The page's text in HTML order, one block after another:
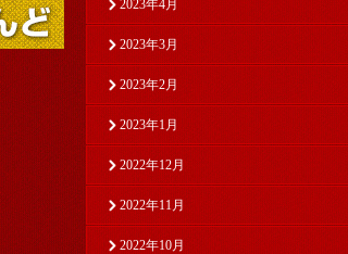
2023年4月
2023年3月
2023年2月
2023年1月
2022年12月
2022年11月
2022年10月